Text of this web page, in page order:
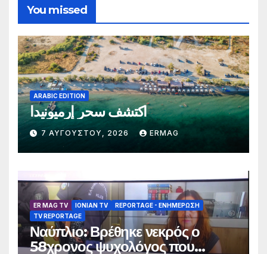
You missed
ARABIC EDITION
اكتشف سحر إرميونيدا
7 ΑΥΓΟΎΣΤΟΥ, 2026 ERMAG
ER MAG TV IONIAN TV
REPORTAGE - EΝΗΜΈΡΩΣΗ
TV REPORTAGE
Ναύπλιο: Βρέθηκε νεκρός ο
58χρονος ψυχολόγος που